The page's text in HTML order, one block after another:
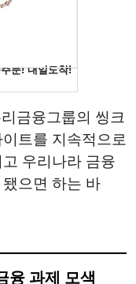
금융그룹의 씽크
트를 지속적으로
우리나라 금융
으면 하는 바
융 과제 모색